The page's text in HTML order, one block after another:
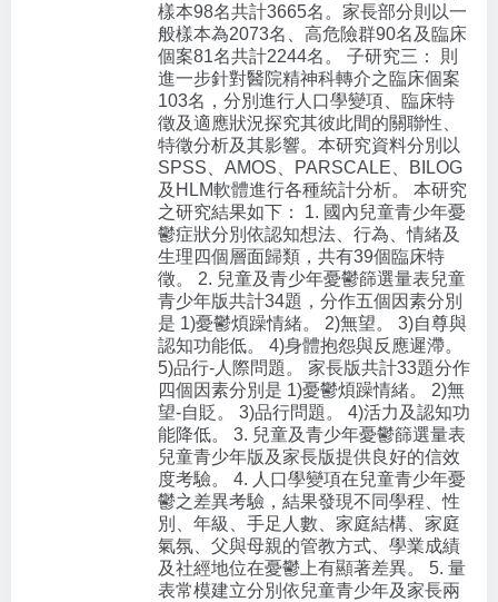
樣本98名共計3665名。家長部分則以一
般樣本為2073名、高危險群90名及臨床
個案81名共計2244名。 子研究三： 則
進一步針對醫院精神科轉介之臨床個案
103名，分別進行人口學變項、臨床特
徵及適應狀況探究其彼此間的關聯性、
特徵分析及其影響。本研究資料分別以
SPSS、AMOS、PARSCALE、BILOG
及HLM軟體進行各種統計分析。 本研究
之研究結果如下： 1. 國內兒童青少年憂
鬱症狀分別依認知想法、行為、情緒及
生理四個層面歸類，共有39個臨床特
徵。 2. 兒童及青少年憂鬱篩選量表兒童
青少年版共計34題，分作五個因素分別
是 1)憂鬱煩躁情緒。 2)無望。 3)自尊與
認知功能低。 4)身體抱怨與反應遲滯。
5)品行-人際問題。 家長版共計33題分作
四個因素分別是 1)憂鬱煩躁情緒。 2)無
望-自貶。 3)品行問題。 4)活力及認知功
能降低。 3. 兒童及青少年憂鬱篩選量表
兒童青少年版及家長版提供良好的信效
度考驗。 4. 人口學變項在兒童青少年憂
鬱之差異考驗，結果發現不同學程、性
別、年級、手足人數、家庭結構、家庭
氣氛、父與母親的管教方式、學業成績
及社經地位在憂鬱上有顯著差異。 5. 量
表常模建立分別依兒童青少年及家長兩